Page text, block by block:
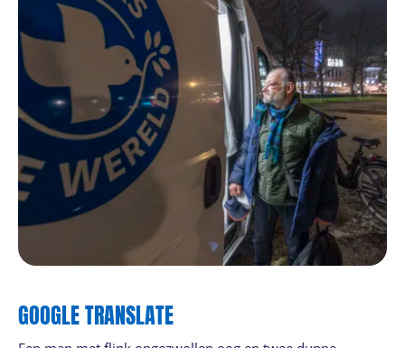
GOOGLE TRANSLATE